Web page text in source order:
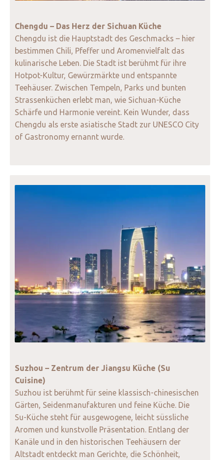
Chengdu – Das Herz der Sichuan Küche
Chengdu ist die Hauptstadt des Geschmacks – hier
bestimmen Chili, Pfeffer und Aromenvielfalt das
kulinarische Leben. Die Stadt ist berühmt für ihre
Hotpot-Kultur, Gewürzmärkte und entspannte
Teehäuser. Zwischen Tempeln, Parks und bunten
Strassenküchen erlebt man, wie Sichuan-Küche
Schärfe und Harmonie vereint. Kein Wunder, dass
Chengdu als erste asiatische Stadt zur UNESCO City
of Gastronomy ernannt wurde.
Suzhou – Zentrum der Jiangsu Küche (Su
Cuisine)
Suzhou ist berühmt für seine klassisch-chinesischen
Gärten, Seidenmanufakturen und feine Küche. Die
Su-Küche steht für ausgewogene, leicht süssliche
Aromen und kunstvolle Präsentation. Entlang der
Kanäle und in den historischen Teehäusern der
Altstadt entdeckt man Gerichte, die Schönheit,